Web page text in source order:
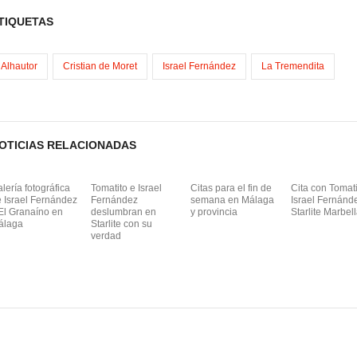
Alhautor Cristian de Moret Israel Fernández La Tremendita
RELACIONADAS
fotográfica
Israel Fernández
Granaíno en
Tomatito e Israel
Fernández
deslumbran en
Starlite con su
verdad
Citas para el fin de
semana en Málaga
y provincia
Cita con
Israel
Starlite